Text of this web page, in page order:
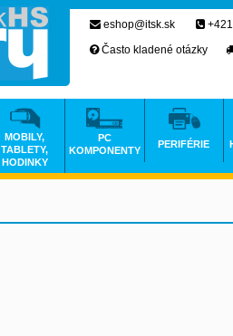
eshop@itsk.sk
Často kladené otázky
MOBILY,
TABLETY,
HODINKY
PC
KOMPONENTY
PERIFÉRIE